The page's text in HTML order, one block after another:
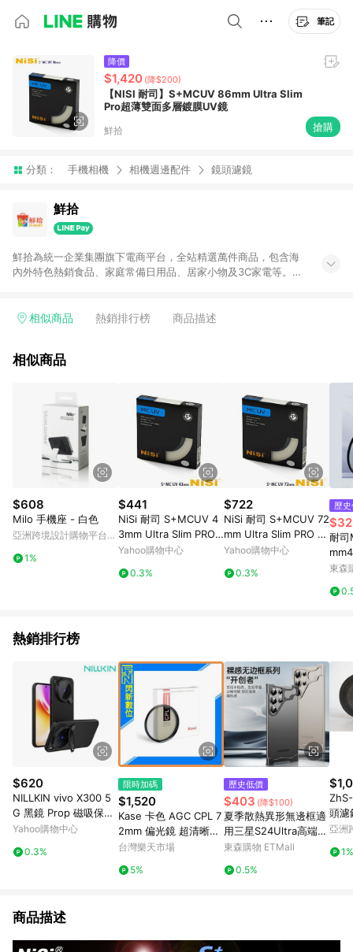
筆記
降價
$1,420 (降$200)
【NISI 耐司】S+MCUV 86mm Ultra Slim
Pro超薄雙面多層鍍膜UV鏡
鮮拾 搶購
分類： 手機相機 相機週邊配件 鏡頭濾鏡
鮮拾
鮮拾為統一企業集團旗下電商平台，全站精選萬件商品，包含海
內外特色熱銷食品、家庭常備日用品、居家小物及3C家電等。全
有好康。LINE好友招募中搜尋@10mart。 ＊特定 iPhone17 將不
相似商品 熱銷排行榜 商品描述
相似商品
$608
Milo 手機座 - 白色
亞洲跨境設計購物平台
1%
$441
NiSi 耐司 S+MCUV 4
3mm Ultra Slim PRO
超薄雙面多層鍍膜UV
Yahoo購物中心
0.3%
$722
NiSi 耐司 S+MCUV 72
mm Ultra Slim PRO 超
薄雙面多層鍍膜UV
Yahoo購物中心
0.3%
歷
耐司
鏡
東森
熱銷排行榜
$620
NILLKIN vivo X300 5
G 黑鏡 Prop 磁吸保護
殼
Yahoo購物中心
0.3%
限時加碼
$1,520
Kase 卡色 AGC CPL 7
2mm 偏光鏡 超清晰度
極低色偏(72,公司貨)
台灣樂天市場
5%
歷史低價
$403 (降$100)
夏季散熱異形無邊框適
用三星S24Ultra高端時
尚S25Ultra防摔手機殼
東森購物 ETMall
0.5%
頭濾
於
亞洲
1%
商品描述